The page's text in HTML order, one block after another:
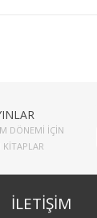
DÖNEMI İÇIN
KITAPLAR
İLETİŞİM